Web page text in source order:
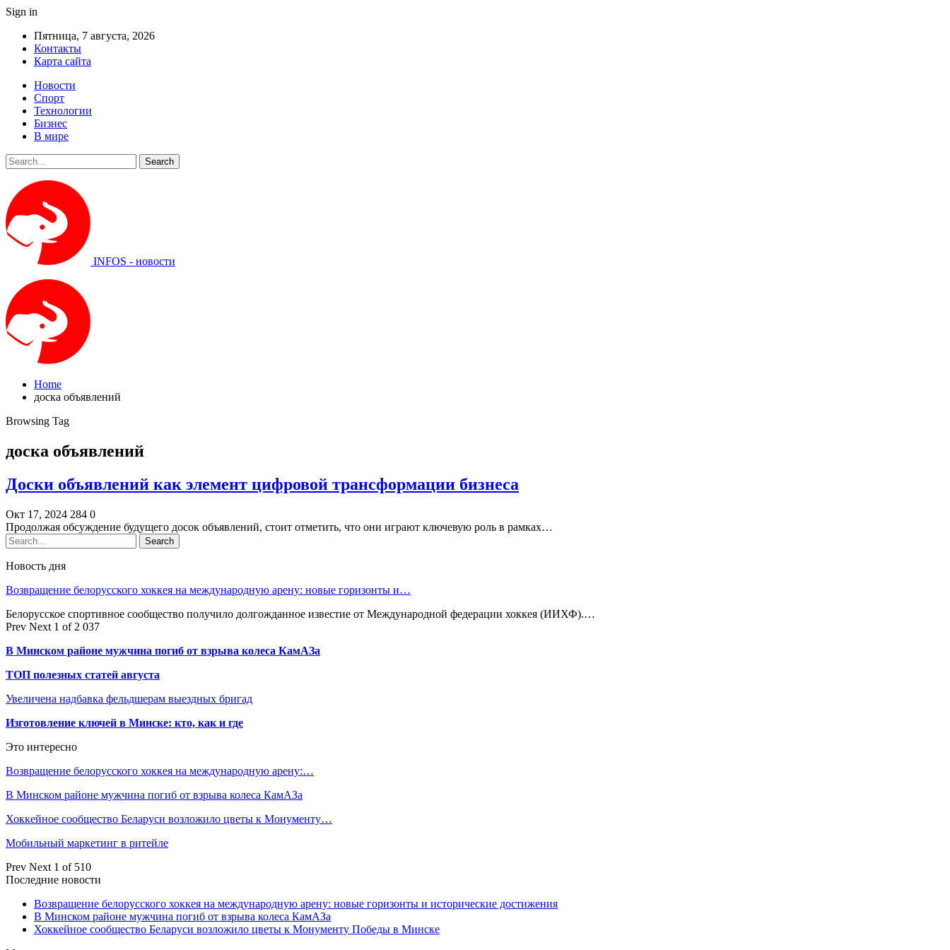
Sign in
Пятница, 7 августа, 2026
Контакты
Карта сайта
Новости
Спорт
Технологии
Бизнес
В мире
INFOS - новости
Home
доска объявлений
Browsing Tag
доска объявлений
Доски объявлений как элемент цифровой трансформации бизнеса
Окт 17, 2024 284 0
Продолжая обсуждение будущего досок объявлений, стоит отметить, что они играют ключевую роль в рамках…
Новость дня
Возвращение белорусского хоккея на международную арену: новые горизонты и…
Белорусское спортивное сообщество получило долгожданное известие от Международной федерации хоккея (ИИХФ).…
Prev Next 1 of 2 037
В Минском районе мужчина погиб от взрыва колеса КамАЗа
ТОП полезных статей августа
Увеличена надбавка фельдшерам выездных бригад
Изготовление ключей в Минске: кто, как и где
Это интересно
Возвращение белорусского хоккея на международную арену:…
В Минском районе мужчина погиб от взрыва колеса КамАЗа
Хоккейное сообщество Беларуси возложило цветы к Монументу…
Мобильный маркетинг в ритейле
Prev Next 1 of 510
Последние новости
Возвращение белорусского хоккея на международную арену: новые горизонты и исторические достижения
В Минском районе мужчина погиб от взрыва колеса КамАЗа
Хоккейное сообщество Беларуси возложило цветы к Монументу Победы в Минске